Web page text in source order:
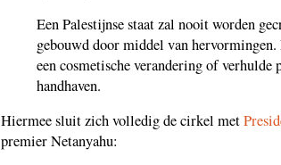
Een Palestijnse staat zal nooit worden
gebouwd door middel van
een cosmetische verandering of verhulde
handhaven.
Hiermee sluit zich volledig de cirkel met
premier Netanyahu: